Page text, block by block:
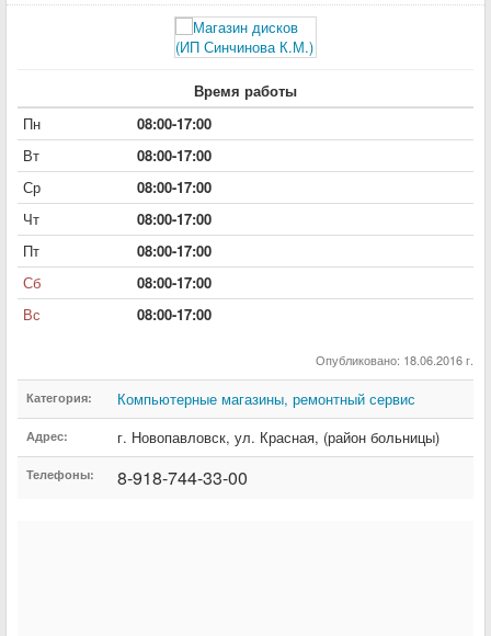
Время работы
Пн
08:00-17:00
Вт
08:00-17:00
Ср
08:00-17:00
Чт
08:00-17:00
Пт
08:00-17:00
Сб
08:00-17:00
Вс
08:00-17:00
Опубликовано: 18.06.2016 г.
Категория: Компьютерные магазины, ремонтный сервис
Адрес: г. Новопавловск, ул. Красная, (район больницы)
Телефоны: 8-918-744-33-00